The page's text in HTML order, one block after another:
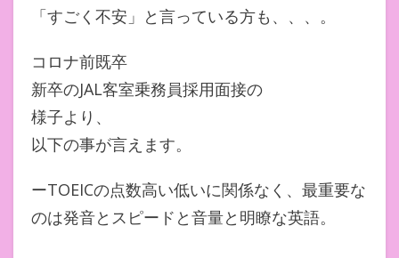
「すごく不安」と言っている方も、、、。
コロナ前既卒
新卒のJAL客室乗務員採用面接の
様子より、
以下の事が言えます。
ーTOEICの点数高い低いに関係なく、最重要な
のは発音とスピードと音量と明瞭な英語。